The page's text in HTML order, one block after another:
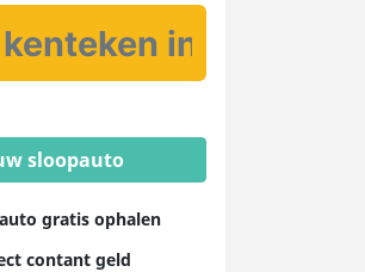
sloopauto
gratis ophalen
contant geld